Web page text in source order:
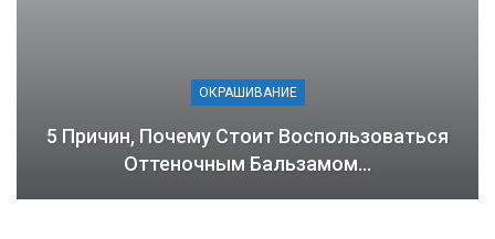
ОКРАШИВАНИЕ
5 Причин, Почему Стоит Воспользоваться
Оттеночным Бальзамом…